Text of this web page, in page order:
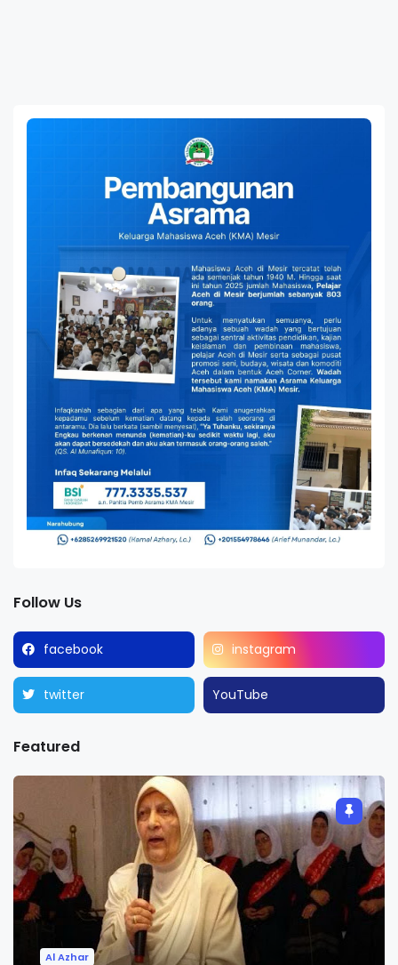
Follow Us
facebook instagram
twitter YouTube
Featured
Al Azhar